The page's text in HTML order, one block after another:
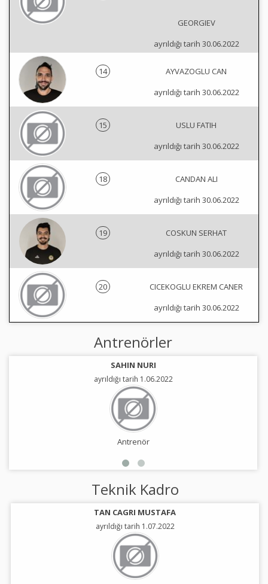
GEORGIEV
ayrıldığı tarih 30.06.2022
14
AYVAZOGLU CAN
ayrıldığı tarih 30.06.2022
15
USLU FATIH
ayrıldığı tarih 30.06.2022
18
CANDAN ALI
ayrıldığı tarih 30.06.2022
19
COSKUN SERHAT
ayrıldığı tarih 30.06.2022
20
CICEKOGLU EKREM CANER
ayrıldığı tarih 30.06.2022
Antrenörler
SAHIN NURI
ayrıldığı tarih 1.06.2022
Antrenör
Teknik Kadro
TAN CAGRI MUSTAFA
ayrıldığı tarih 1.07.2022